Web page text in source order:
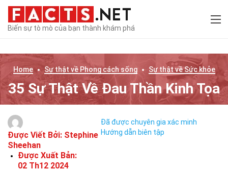
Biến sự tò mò của bạn thành khám phá
Home Sự thật về Phong cách sống Sự thật vềSức khỏe
35 Sự Thật Về Đau Thần Kinh Tọa
Được Viết Bởi: Stephine
Sheehan
Được Xuất Bản:
02 Th12 2024
Đã được chuyên gia xác minh
Hướng dẫn biên tập